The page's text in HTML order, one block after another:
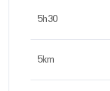
5h30
5km